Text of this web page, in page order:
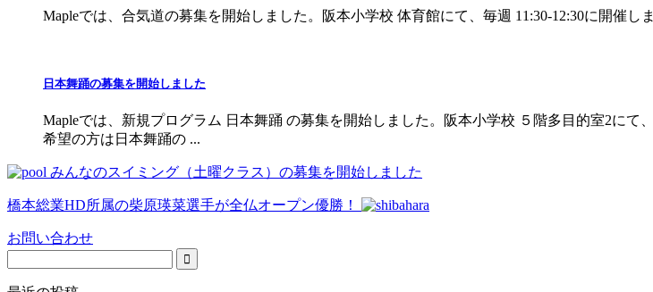
Mapleでは、合気道の募集を開始しました。阪本小学校 体育館にて、毎週 11:30-12:30に開催し
日本舞踊の募集を開始しました
Mapleでは、新規プログラム 日本舞踊 の募集を開始しました。阪本小学校 ５階多目的室2に
希望の方は日本舞踊の ...
みんなのスイミング（土曜クラス）の募集を開始しました
橋本総業HD所属の柴原瑛菜選手が全仏オープン優勝！
お問い合わせ